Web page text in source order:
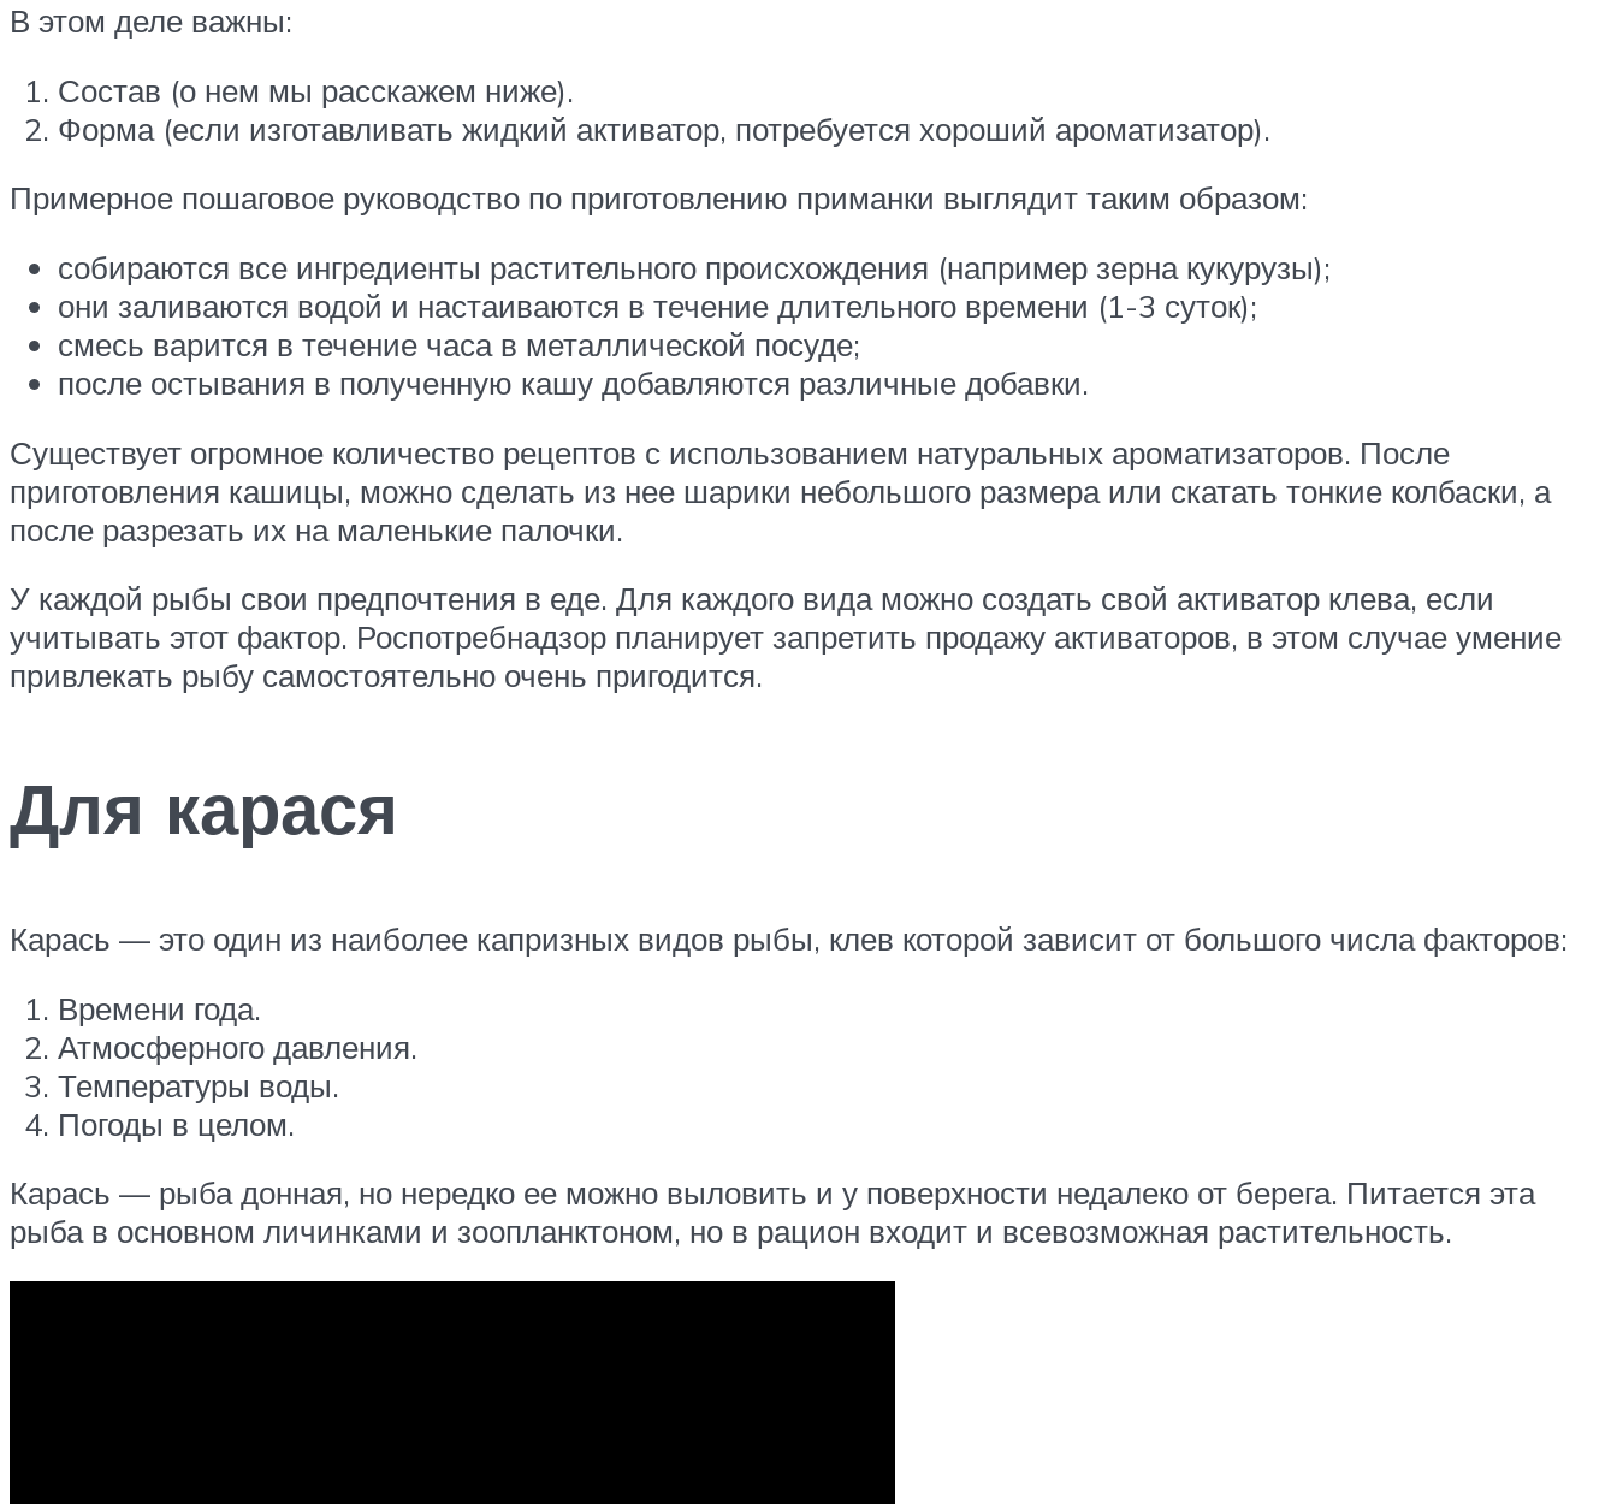
В этом деле важны:
Состав (о нем мы расскажем ниже).
Форма (если изготавливать жидкий активатор, потребуется хороший ароматизатор).
Примерное пошаговое руководство по приготовлению приманки выглядит таким образом:
собираются все ингредиенты растительного происхождения (например зерна кукурузы);
они заливаются водой и настаиваются в течение длительного времени (1-3 суток);
смесь варится в течение часа в металлической посуде;
после остывания в полученную кашу добавляются различные добавки.
Существует огромное количество рецептов с использованием натуральных ароматизаторов. После
приготовления кашицы, можно сделать из нее шарики небольшого размера или скатать тонкие колбаски, а
после разрезать их на маленькие палочки.
У каждой рыбы свои предпочтения в еде. Для каждого вида можно создать свой активатор клева, если
учитывать этот фактор. Роспотребнадзор планирует запретить продажу активаторов, в этом случае умение
привлекать рыбу самостоятельно очень пригодится.
Для карася
Карась — это один из наиболее капризных видов рыбы, клев которой зависит от большого числа факторов:
Времени года.
Атмосферного давления.
Температуры воды.
Погоды в целом.
Карась — рыба донная, но нередко ее можно выловить и у поверхности недалеко от берега. Питается эта
рыба в основном личинками и зоопланктоном, но в рацион входит и всевозможная растительность.